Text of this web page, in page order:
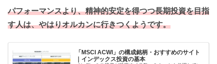
パフォーマンスより、精神的安定を得つつ長期投資を目指
す人は、やはりオルカンに行きつくようです。
「MSCI ACWI」の構成銘柄・おすすめのサイト
｜インデックス投資の基本